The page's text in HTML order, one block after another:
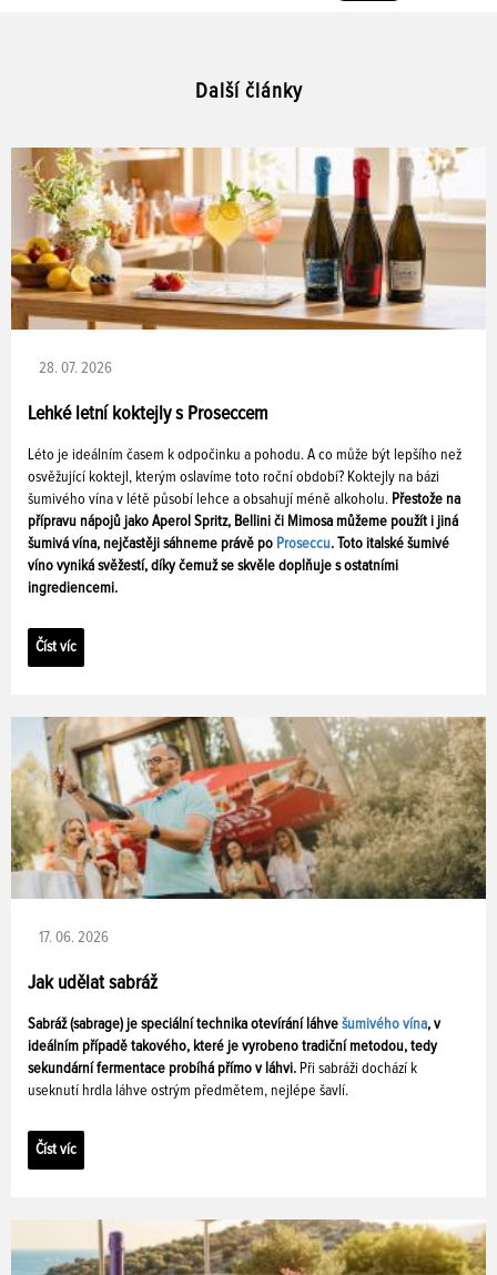
Další články
28. 07. 2026
Lehké letní koktejly s Proseccem
Léto je ideálním časem k odpočinku a pohodu. A co může být lepšího než
osvěžující koktejl, kterým oslavíme toto roční období? Koktejly na bázi
šumivého vína v létě působí lehce a obsahují méně alkoholu. Přestože na
přípravu nápojů jako Aperol Spritz, Bellini či Mimosa můžeme použít i jiná
šumivá vína, nejčastěji sáhneme právě po Proseccu. Toto italské šumivé
víno vyniká svěžestí, díky čemuž se skvěle doplňuje s ostatními
ingrediencemi.
Číst víc
17. 06. 2026
Jak udělat sabráž
Sabráž (sabrage) je speciální technika otevírání láhve šumivého vína, v
ideálním případě takového, které je vyrobeno tradiční metodou, tedy
sekundární fermentace probíhá přímo v láhvi. Při sabráži dochází k
useknutí hrdla láhve ostrým předmětem, nejlépe šavlí.
Číst víc